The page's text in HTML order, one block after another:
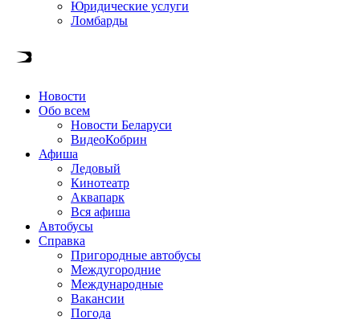
Юридические услуги
Ломбарды
Новости
Обо всем
Новости Беларуси
ВидеоКобрин
Афиша
Ледовый
Кинотеатр
Аквапарк
Вся афиша
Автобусы
Справка
Пригородные автобусы
Междугородние
Международные
Вакансии
Погода